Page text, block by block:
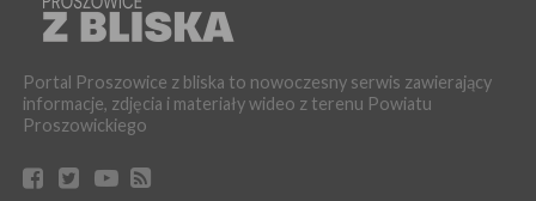
WYDARZENIA
16 lipca 2026
Pałecznicy będą obsługiwani w Proszowicach
WYDARZENIA
PROSZOWICE. W parku Warsztaty Edukacyjno-Przyrodnicze
NOC CIEM
Portal Proszowice z bliska to nowoczesny serwis zawierający
informacje, zdjęcia i materiały wideo z terenu Powiatu
Proszowickiego